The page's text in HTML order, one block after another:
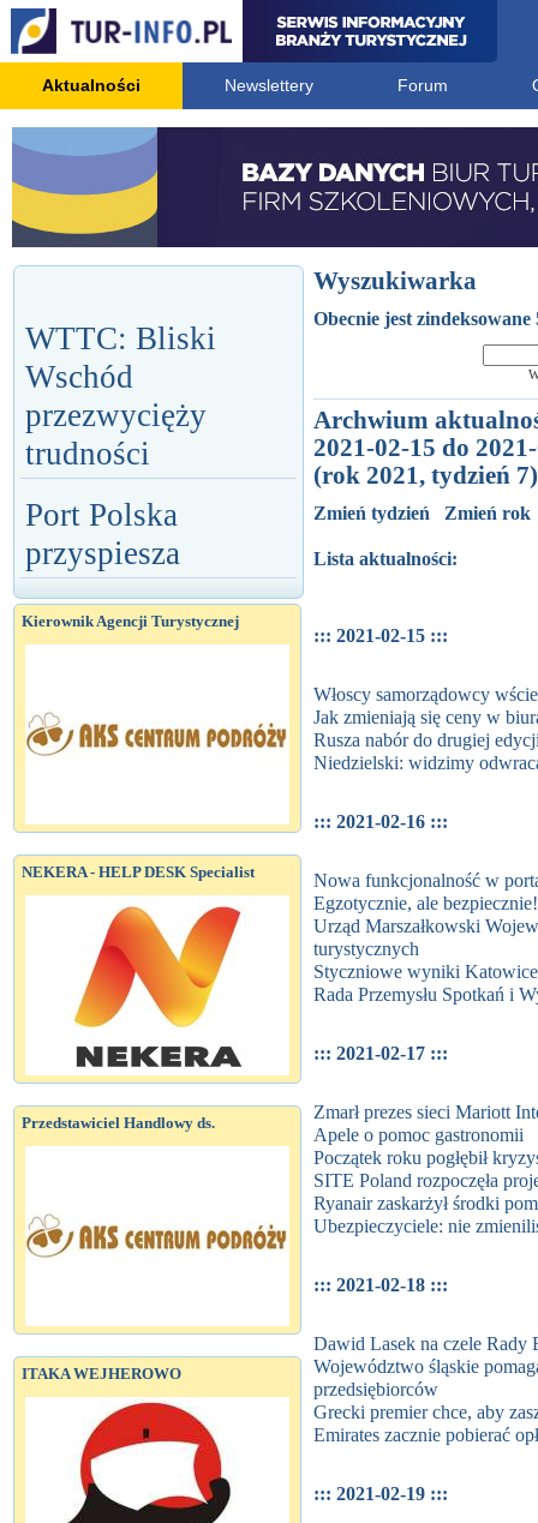
Aktualności Newslettery Forum
WTTC: Bliski
Wschód
przezwycięży
trudności
Port Polska
przyspiesza
Kierownik Agencji Turystycznej
NEKERA - HELP DESK Specialist
Przedstawiciel Handlowy ds.
ITAKA WEJHEROWO
Wyszukiwarka
Obecnie jest
Archwium
2021-02-15 do
(rok 2021, tydzień 7)
Zmień tydzień Zmień rok
Lista aktualności:
::: 2021-02-15 :::
Włoscy samorządowcy
Jak zmieniają się ceny w
Rusza nabór do drugiej
Niedzielski: widzimy
::: 2021-02-16 :::
Nowa funkcjonalność w
Egzotycznie, ale bezpiecznie!
Urząd Marszałkowski
turystycznych
Styczniowe wyniki
Rada Przemysłu Spotkań i
::: 2021-02-17 :::
Zmarł prezes sieci Mariott
Apele o pomoc gastronomii
Początek roku pogłębił
SITE Poland rozpoczęła
Ryanair zaskarżył środki
Ubezpieczyciele: nie
::: 2021-02-18 :::
Dawid Lasek na czele Rady
Województwo śląskie
przedsiębiorców
Grecki premier chce, aby
Emirates zacznie pobierać
::: 2021-02-19 :::